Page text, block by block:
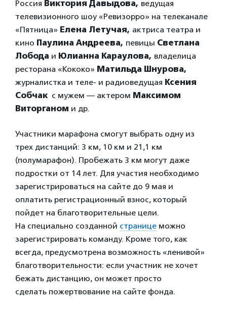
Россия Виктория Давыдова, ведущая
телевизионного шоу «Ревизорро» на телеканале
«Пятница» Елена Летучая, актриса театра и
кино Паулина Андреева, певицы Светлана
Лобода и Юлианна Караулова, владелица
ресторана «Кококо» Матильда Шнурова,
журналистка и теле- и радиоведущая Ксения
Собчак с мужем — актером Максимом
Виторганом и др.
Участники марафона смогут выбрать одну из
трех дистанций: 3 км, 10 км и 21,1 км
(полумарафон). Пробежать 3 км могут даже
подростки от 14 лет. Для участия необходимо
зарегистрироваться на сайте до 9 мая и
оплатить регистрационный взнос, который
пойдет на благотворительные цели.
На специально созданной странице можно
зарегистрировать команду. Кроме того, как
всегда, предусмотрена возможность «ленивой»
благотворительности: если участник не хочет
бежать дистанцию, он может просто
сделать пожертвование на сайте фонда.